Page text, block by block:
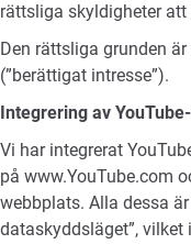
rättsliga skyldigheter
Den rättsliga grunden
(”berättigat intresse”).
Integrering av
Vi har integrerat
på www.YouTube.com
webbplats. Alla dessa
dataskyddsläget”,